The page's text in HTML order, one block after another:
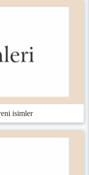
isimler